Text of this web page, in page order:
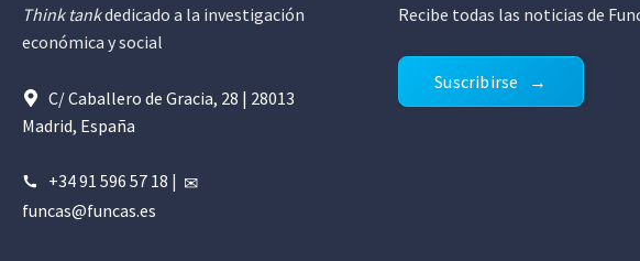
Think tankdedicado a la investigación
económica y social
C/ Caballero de Gracia, 28 | 28013
Madrid, España
+34 91 596 57 18 |
funcas@funcas.es
Recibe todas las noticias de
Suscribirse